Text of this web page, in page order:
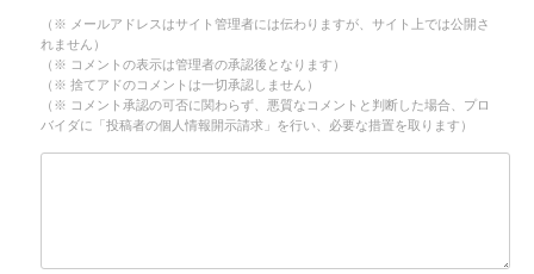
（※ メールアドレスはサイト管理者には伝わりますが、サイト上では公開さ
れません）
（※ コメントの表示は管理者の承認後となります）
（※ 捨てアドのコメントは一切承認しません）
（※ コメント承認の可否に関わらず、悪質なコメントと判断した場合、プロ
バイダに「投稿者の個人情報開示請求」を行い、必要な措置を取ります）